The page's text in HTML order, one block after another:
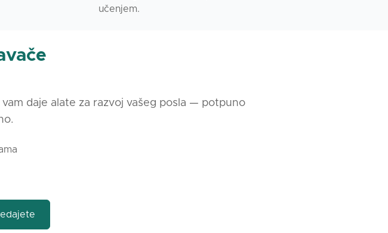
se da učenje poljskog jezika
poljske svakodnevice
učenjem.
daje alate za razvoj vašeg posla — potpuno